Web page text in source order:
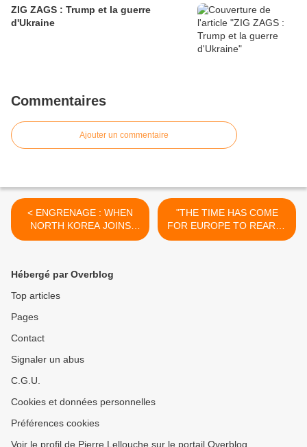
ZIG ZAGS : Trump et la guerre
d'Ukraine
Commentaires
Ajouter un commentaire
< ENGRENAGE : WHEN
NORTH KOREA JOINS
THE UKRAINE CONFLICT
"THE TIME HAS COME
FOR EUROPE TO REARM"
>
Hébergé par Overblog
Top articles
Pages
Contact
Signaler un abus
C.G.U.
Cookies et données personnelles
Préférences cookies
Voir le profil de Pierre Lellouche sur le portail Overblog